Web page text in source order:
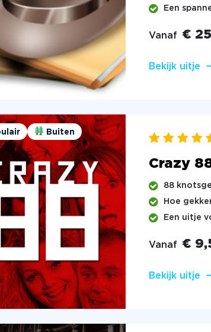
Een
Vanaf €
Bekijk uitje
Buiten
Crazy
88
Hoe
Een uitje
Vanaf €
Bekijk uitje